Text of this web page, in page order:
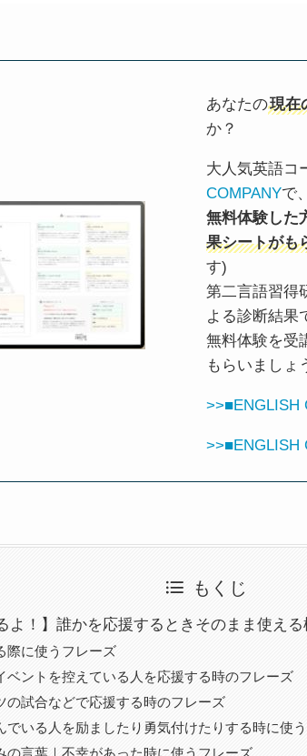
あなたの現在
か？
大人気英語コ
COMPANYで
無料体験した
果シートがも
す)
第二言語習得
よる診断結果
無料体験を受
もらいましょ
>>■ENGLISH
>>■ENGLISH
もくじ
よ！】誰かを応援するときそのまま使え
際に使うフレーズ
ベントを控えている人を応援する時のフレーズ
の試合などで応援する時のフレーズ
でいる人を励ましたり勇気付けたりする時に使
の言葉｜不幸があった時に使うフレーズ